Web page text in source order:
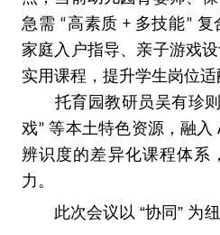
急需 “高素质 + 多技能”
家庭入户指导、亲子游戏
实用课程，提升学生岗位适
托育园教研员吴有珍
戏” 等本土特色资源，融入
辨识度的差异化课程体系
力。
此次会议以 “协同” 为